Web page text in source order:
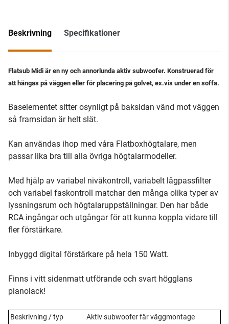
Beskrivning Specifikationer
Flatsub Midi är en ny och annorlunda aktiv subwoofer. Konstruerad för
att hängas på väggen eller för placering på golvet, ex.vis under en soffa.
Baselementet sitter osynligt på baksidan vänd mot väggen
så framsidan är helt slät.
Kan användas ihop med våra Flatboxhögtalare, men
passar lika bra till alla övriga högtalarmodeller.
Med hjälp av variabel nivåkontroll, variabelt lågpassfilter
och variabel faskontroll matchar den många olika typer av
lyssningsrum och högtalaruppställningar. Den har både
RCA ingångar och utgångar för att kunna koppla vidare till
fler förstärkare.
Inbyggd digital förstärkare på hela 150 Watt.
Finns i vitt sidenmatt utförande och svart högglans
pianolack!
Beskrivning / typ Aktiv subwoofer fär väggmontage